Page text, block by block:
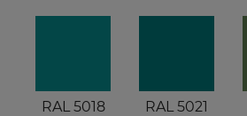
RAL 5018 RAL 5021